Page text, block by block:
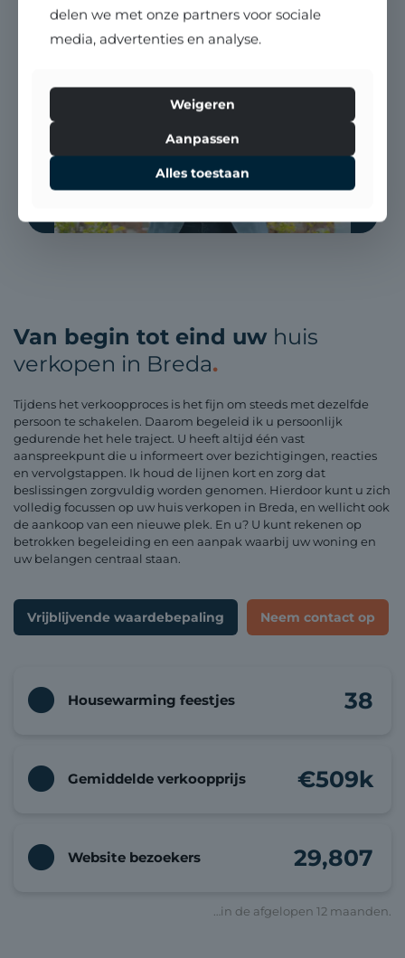
Van begin tot eind uw huis
verkopen in Breda.
Tijdens het verkoopproces is het fijn om steeds met dezelfde
persoon te schakelen. Daarom begeleid ik u persoonlijk
gedurende het hele traject. U heeft altijd één vast
aanspreekpunt die u informeert over bezichtigingen, reacties
en vervolgstappen. Ik houd de lijnen kort en zorg dat
beslissingen zorgvuldig worden genomen. Hierdoor kunt u zich
volledig focussen op uw huis verkopen in Breda, en wellicht ook
de aankoop van een nieuwe plek. En u? U kunt rekenen op
betrokken begeleiding en een aanpak waarbij uw woning en
uw belangen centraal staan.
Vrijblijvende waardebepaling Neem contact op
38
Housewarming feestjes
€509k
Gemiddelde verkoopprijs
29,807
Website bezoekers
…in de afgelopen 12 maanden.
delen we met onze partners voor sociale
media, advertenties en analyse.
Weigeren
Aanpassen
Alles toestaan